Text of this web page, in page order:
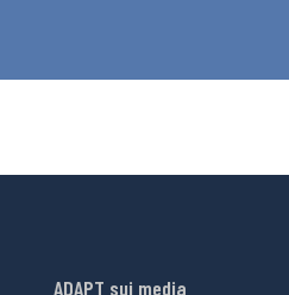
ADAPT sui media